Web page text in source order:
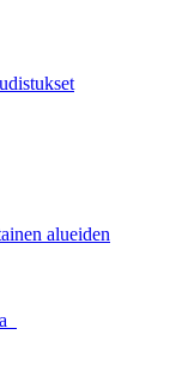
alueiden